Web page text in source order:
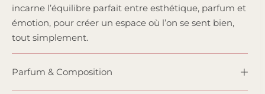
incarne l’équilibre parfait entre esthétique, parfum et
émotion, pour créer un espace où l’on se sent bien,
tout simplement.
Parfum & Composition